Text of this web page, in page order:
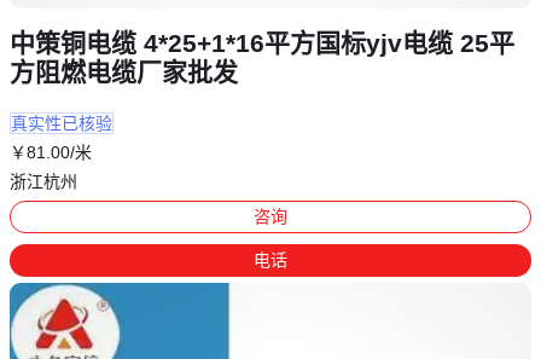
中策铜电缆 4*25+1*16平方国标yjv电缆 25平
方阻燃电缆厂家批发
真实性已核验
￥81 .00/米
浙江杭州
咨询
电话